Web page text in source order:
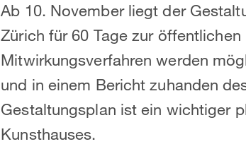
Ab 10. November liegt der
Zürich für 60 Tage zur
Mitwirkungsverfahren werden
und in einem Bericht zuhanden
Gestaltungsplan ist ein wichtiger
Kunsthauses.